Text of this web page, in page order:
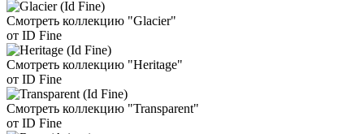
Смотреть коллекцию "Glacier"
от ID Fine
Смотреть коллекцию "Heritage"
от ID Fine
Смотреть коллекцию "Transparent"
от ID Fine